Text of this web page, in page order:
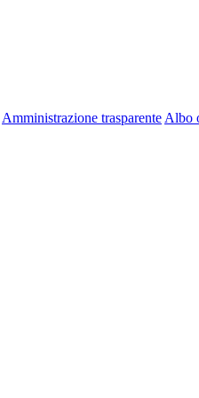
Amministrazione trasparente Albo